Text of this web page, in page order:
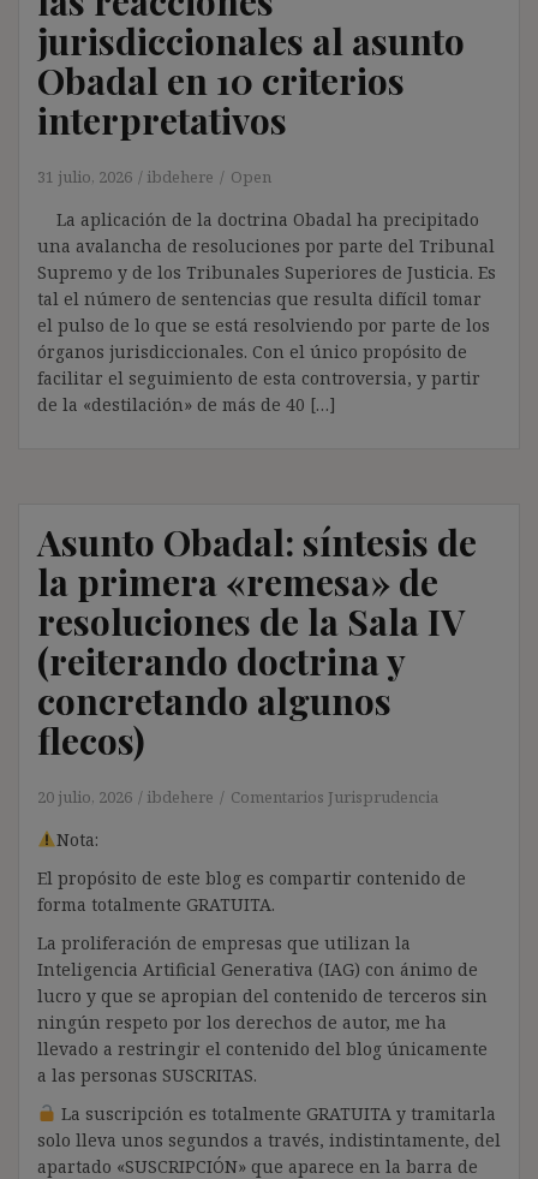
jurisdiccionales al asunto
Obadal en 10 criterios
interpretativos
31 julio, 2026 ibdehere Open
La aplicación de la doctrina Obadal ha precipitado
una avalancha de resoluciones por parte del Tribunal
Supremo y de los Tribunales Superiores de Justicia. Es
tal el número de sentencias que resulta difícil tomar
el pulso de lo que se está resolviendo por parte de los
órganos jurisdiccionales. Con el único propósito de
facilitar el seguimiento de esta controversia, y partir
de la «destilación» de más de 40 […]
Asunto Obadal: síntesis de
la primera «remesa» de
resoluciones de la Sala IV
(reiterando doctrina y
concretando algunos
flecos)
20 julio, 2026 ibdehere Comentarios Jurisprudencia
Nota:
El propósito de este blog es compartir contenido de
forma totalmente GRATUITA.
La proliferación de empresas que utilizan la
Inteligencia Artificial Generativa (IAG) con ánimo de
lucro y que se apropian del contenido de terceros sin
ningún respeto por los derechos de autor, me ha
llevado a restringir el contenido del blog únicamente
a las personas SUSCRITAS.
La suscripción es totalmente GRATUITA y tramitarla
solo lleva unos segundos a través, indistintamente, del
apartado «SUSCRIPCIÓN» que aparece en la barra de